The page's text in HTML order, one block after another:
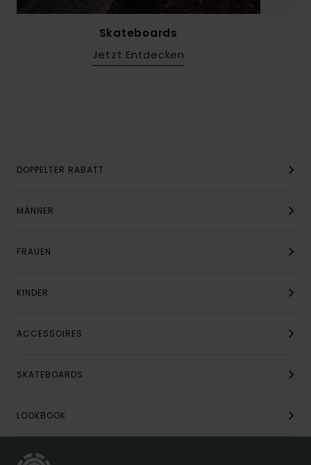
Skateboards
Jetzt Entdecken
DOPPELTER RABATT
MÄNNER
FRAUEN
KINDER
ACCESSOIRES
SKATEBOARDS
LOOKBOOK